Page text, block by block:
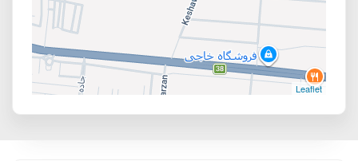
Leaflet